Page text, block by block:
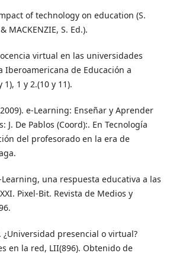
of technology on education (S.
MACKENZIE, S. Ed.).
virtual en las universidades
Iberoamericana de Educación a
1 y 2.(10 y 11).
e-Learning: Enseñar y Aprender
J. De Pablos (Coord):. En Tecnología
del profesorado en la era de
Learning, una respuesta educativa a las
Pixel-Bit. Revista de Medios y
¿Universidad presencial o virtual?
en la red, LII(896). Obtenido de